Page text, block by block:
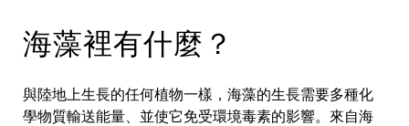
海藻裡有什麼？
與陸地上生長的任何植物一樣，海藻的生長需要多種化
學物質輸送能量、並使它免受環境毒素的影響。來自海